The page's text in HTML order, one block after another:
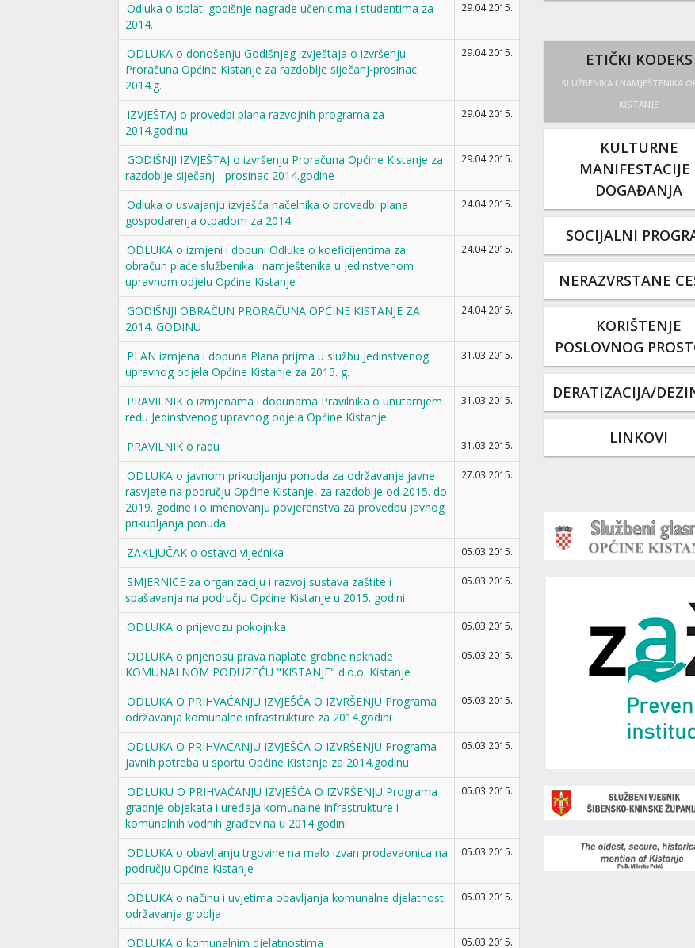
Odluka o isplati godišnje nagrade učenicima i studentima za
2014.
29.04.2015.
ODLUKA o donošenju Godišnjeg izvještaja o izvršenju
Proračuna Općine Kistanje za razdoblje siječanj-prosinac
2014.g.
29.04.2015.
IZVJEŠTAJ o provedbi plana razvojnih programa za
2014.godinu
29.04.2015.
GODIŠNJI IZVJEŠTAJ o izvršenju Proračuna Općine Kistanje za
razdoblje siječanj - prosinac 2014.godine
29.04.2015.
Odluka o usvajanju izvješća načelnika o provedbi plana
gospodarenja otpadom za 2014.
24.04.2015.
ODLUKA o izmjeni i dopuni Odluke o koeficijentima za
obračun plaće službenika i namještenika u Jedinstvenom
upravnom odjelu Općine Kistanje
24.04.2015.
GODIŠNJI OBRAČUN PRORAČUNA OPĆINE KISTANJE ZA
2014. GODINU
24.04.2015.
PLAN izmjena i dopuna Plana prijma u službu Jedinstvenog
upravnog odjela Općine Kistanje za 2015. g.
31.03.2015.
PRAVILNIK o izmjenama i dopunama Pravilnika o unutarnjem
redu Jedinstvenog upravnog odjela Općine Kistanje
31.03.2015.
PRAVILNIK o radu 31.03.2015.
ODLUKA o javnom prikupljanju ponuda za održavanje javne
rasvjete na području Općine Kistanje, za razdoblje od 2015. do
2019. godine i o imenovanju povjerenstva za provedbu javnog
prikupljanja ponuda
27.03.2015.
ZAKLJUČAK o ostavci vijećnika 05.03.2015.
SMJERNICE za organizaciju i razvoj sustava zaštite i
spašavanja na području Općine Kistanje u 2015. godini
05.03.2015.
ODLUKA o prijevozu pokojnika 05.03.2015.
ODLUKA o prijenosu prava naplate grobne naknade
KOMUNALNOM PODUZEĆU "KISTANJE" d.o.o. Kistanje
05.03.2015.
ODLUKA O PRIHVAĆANJU IZVJEŠĆA O IZVRŠENJU Programa
održavanja komunalne infrastrukture za 2014.godini
05.03.2015.
ODLUKA O PRIHVAĆANJU IZVJEŠĆA O IZVRŠENJU Programa
javnih potreba u sportu Općine Kistanje za 2014.godinu
05.03.2015.
ODLUKU O PRIHVAĆANJU IZVJEŠĆA O IZVRŠENJU Programa
gradnje objekata i uređaja komunalne infrastrukture i
komunalnih vodnih građevina u 2014.godini
05.03.2015.
ODLUKA o obavljanju trgovine na malo izvan prodavaonica na
području Općine Kistanje
05.03.2015.
ODLUKA o načinu i uvjetima obavljanja komunalne djelatnosti
održavanja groblja
05.03.2015.
ODLUKA o komunalnim djelatnostima 05.03.2015.
ETIČKI KODEKS
SLUŽBENIKA I NAMJEŠTENIKA
KISTANJE
KULTURNE
MANIFESTACIJE
DOGAĐANJA
SOCIJALNI
NERAZVRSTANE
KORIŠTENJE
POSLOVNOG
DERATIZACIJA/
LINKOVI